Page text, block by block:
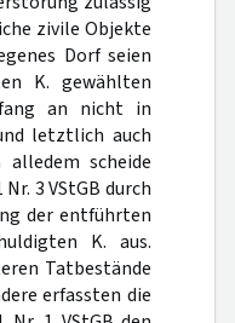
zivile Objekte
Dorf seien
K. gewählten
an nicht in
letztlich auch
scheide
Nr. 3 VStGB durch
der entführten
K. aus.
Tatbestände
erfassten die